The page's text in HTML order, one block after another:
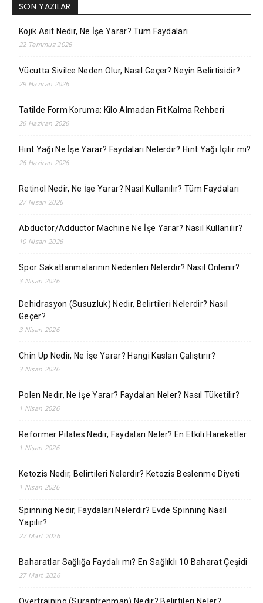
SON YAZILAR
Kojik Asit Nedir, Ne İşe Yarar? Tüm Faydaları
22 Temmuz 2026
Vücutta Sivilce Neden Olur, Nasıl Geçer? Neyin Belirtisidir?
29 Haziran 2026
Tatilde Form Koruma: Kilo Almadan Fit Kalma Rehberi
26 Haziran 2026
Hint Yağı Ne İşe Yarar? Faydaları Nelerdir? Hint Yağı İçilir mi?
26 Haziran 2026
Retinol Nedir, Ne İşe Yarar? Nasıl Kullanılır? Tüm Faydaları
27 Nisan 2026
Abductor/Adductor Machine Ne İşe Yarar? Nasıl Kullanılır?
10 Nisan 2026
Spor Sakatlanmalarının Nedenleri Nelerdir? Nasıl Önlenir?
3 Nisan 2026
Dehidrasyon (Susuzluk) Nedir, Belirtileri Nelerdir? Nasıl
Geçer?
3 Nisan 2026
Chin Up Nedir, Ne İşe Yarar? Hangi Kasları Çalıştırır?
3 Nisan 2026
Polen Nedir, Ne İşe Yarar? Faydaları Neler? Nasıl Tüketilir?
1 Nisan 2026
Reformer Pilates Nedir, Faydaları Neler? En Etkili Hareketler
1 Nisan 2026
Ketozis Nedir, Belirtileri Nelerdir? Ketozis Beslenme Diyeti
1 Nisan 2026
Spinning Nedir, Faydaları Nelerdir? Evde Spinning Nasıl
Yapılır?
27 Mart 2026
Baharatlar Sağlığa Faydalı mı? En Sağlıklı 10 Baharat Çeşidi
27 Mart 2026